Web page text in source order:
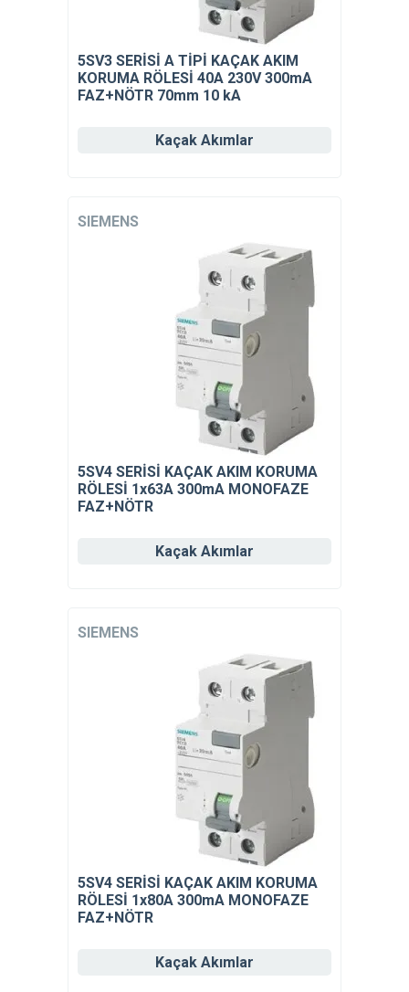
5SV3 SERİSİ A TİPİ KAÇAK AKIM
KORUMA RÖLESİ 40A 230V 300mA
FAZ+NÖTR 70mm 10 kA
Kaçak Akımlar
SIEMENS
5SV4 SERİSİ KAÇAK AKIM KORUMA
RÖLESİ 1x63A 300mA MONOFAZE
FAZ+NÖTR
Kaçak Akımlar
SIEMENS
5SV4 SERİSİ KAÇAK AKIM KORUMA
RÖLESİ 1x80A 300mA MONOFAZE
FAZ+NÖTR
Kaçak Akımlar